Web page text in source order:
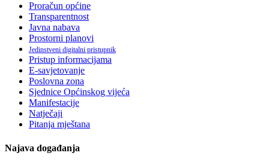
Proračun općine
Transparentnost
Javna nabava
Prostorni planovi
Jedinstveni digitalni pristupnik
Pristup informacijama
E-savjetovanje
Poslovna zona
Sjednice Općinskog vijeća
Manifestacije
Natječaji
Pitanja mještana
Najava događanja